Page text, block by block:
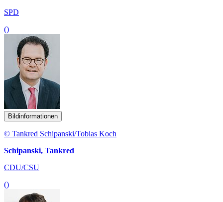
SPD
()
Bildinformationen
© Tankred Schipanski/Tobias Koch
Schipanski, Tankred
CDU/CSU
()